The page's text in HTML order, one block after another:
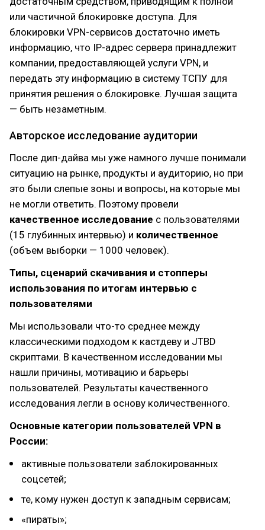
или частичной блокировке доступа. Для
блокировки VPN-сервисов достаточно иметь
информацию, что IP-адрес сервера принадлежит
компании, предоставляющей услуги VPN, и
передать эту информацию в систему ТСПУ для
принятия решения о блокировке. Лучшая защита
— быть незаметным.
Авторское исследование аудитории
После дип-дайва мы уже намного лучше понимали
ситуацию на рынке, продукты и аудиторию, но при
это были слепые зоны и вопросы, на которые мы
не могли ответить. Поэтому провели
качественное исследование с пользователями
(15 глубинных интервью) и количественное
(объем выборки — 1000 человек).
Типы, сценарий скачивания и стопперы
использования по итогам интервью с
пользователями
Мы использовали что-то среднее между
классическими подходом к кастдеву и JTBD
скриптами. В качественном исследовании мы
нашли причины, мотивацию и барьеры
пользователей. Результаты качественного
исследования легли в основу количественного.
Основные категории пользователей VPN в
России:
активные пользователи заблокированных
соцсетей;
те, кому нужен доступ к западным сервисам;
«пираты»;